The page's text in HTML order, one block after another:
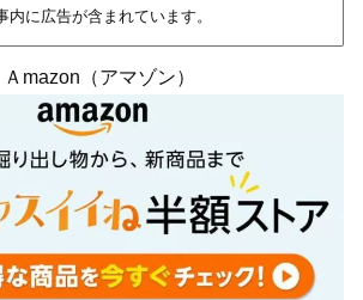
内に広告が含まれています。
mazon（アマゾン）